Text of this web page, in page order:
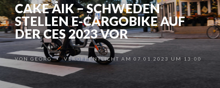
CAKE ÅIK – SCHWEDEN
STELLEN E-CARGOBIKE AUF
DER CES 2023 VOR
VON GEORG •VERÖFFENTLICHT AM 07.01.2023 UM 13:00